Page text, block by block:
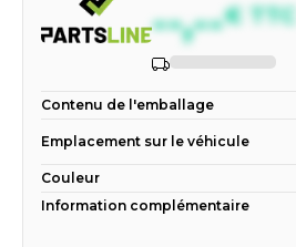
--,--€TTC
Indisponible
Contenu de l'emballage
Emplacement sur le véhicule
Couleur
Information complémentaire